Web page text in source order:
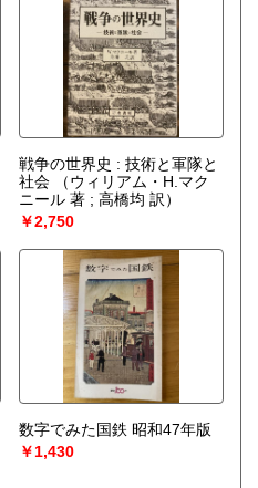
戦争の世界史 : 技術と軍隊と
社会
（ウィリアム・H.マク
ニール 著 ; 高橋均 訳）
￥2,750
数字でみた国鉄 昭和47年版
￥1,430